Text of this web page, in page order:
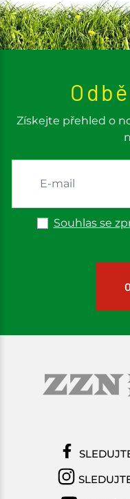
Získejte přehled o
Souhlas se